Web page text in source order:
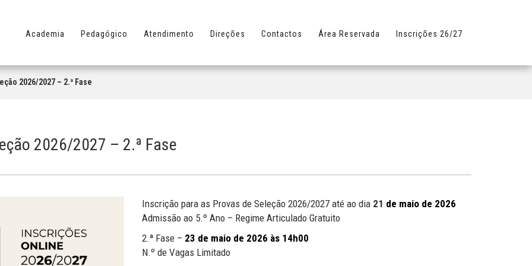
Academia Pedagógico Atendimento Direções Contactos Área Reservada Inscrições 26/27
2026/2027 – 2.ª Fase
2026/2027 – 2.ª Fase
Inscrição para as Provas de Seleção 2026/2027 até ao dia 21 de maio de 2026
Admissão ao 5.º Ano – Regime Articulado Gratuito
2.ª Fase – 23 de maio de 2026 às 14h00
N.º de Vagas Limitado